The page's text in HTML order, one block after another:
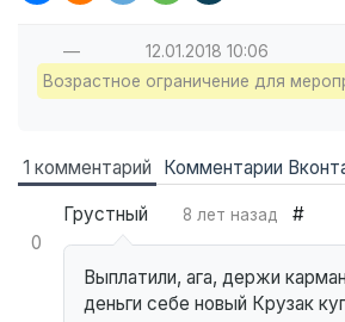
— 12.01.2018 10:06
Возрастное ограничение для
1 комментарий Комментарии
0
Грустный 8 лет назад #
Выплатили, ага, держи
деньги себе новый Крузак